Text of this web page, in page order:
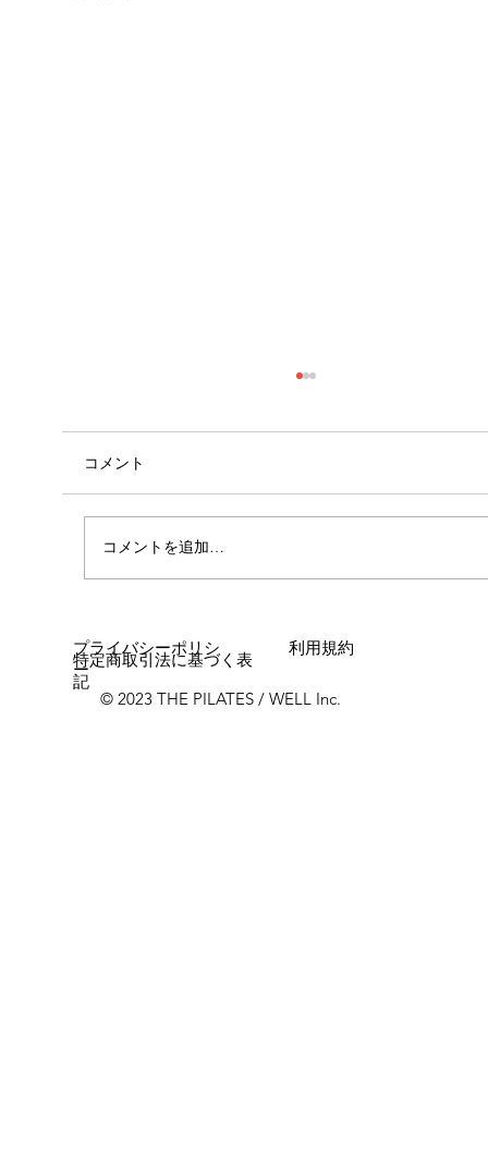
心斎橋店 店長就任！！
コメント
コメントを追加…
© 2023 THE PILATES / WELL Inc.
プライバシーポリシ
ー
利用規約
特定商取引法に基づく表
記